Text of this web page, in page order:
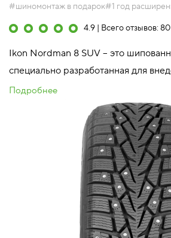
#шиномонтаж в подарок#1 год
4.9 | Всего отзывов: 80
Ikon Nordman 8 SUV – это
специально разработанная для
Подробнее